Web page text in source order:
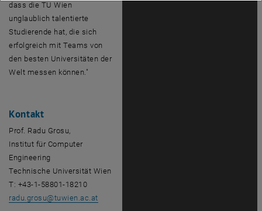
dass die TU Wien
unglaublich talentierte
Studierende hat, die sich
erfolgreich mit Teams von
den besten Universitäten der
Welt messen können."
Kontakt
Prof. Radu Grosu,
Institut für Computer
Engineering
Technische Universität Wien
T: +43-1-58801-18210
radu.grosu@tuwien.ac.at